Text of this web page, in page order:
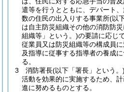
遣等を行うとともに、デパート
数の住民の出入りする事業所(以
は自主防災組織その他の消防防
組織等」という。)の要請に応じ
従業員又は防災組織等の構成員
及指導に従事する指導者の養成
る。
3
消防署長(以下「署長」という。)
活動を効果的に実施するため、
進に努めるものとする。